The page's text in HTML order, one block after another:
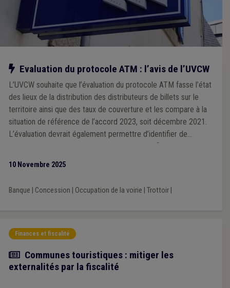
Notre action
Evaluation du protocole ATM : l’avis de l’UVCW
L’UVCW souhaite que l’évaluation du protocole ATM fasse l’état
des lieux de la distribution des distributeurs de billets sur le
territoire ainsi que des taux de couverture et les compare à la
situation de référence de l’accord 2023, soit décembre 2021.
L’évaluation devrait également permettre d’identifier de
manière objective les zones mal desservies afin de pouvoir
10 Novembre 2025
Banque Concession Occupation de la voirie Trottoir|
Finances et fiscalité
Article
Communes touristiques : mitiger les
externalités par la fiscalité